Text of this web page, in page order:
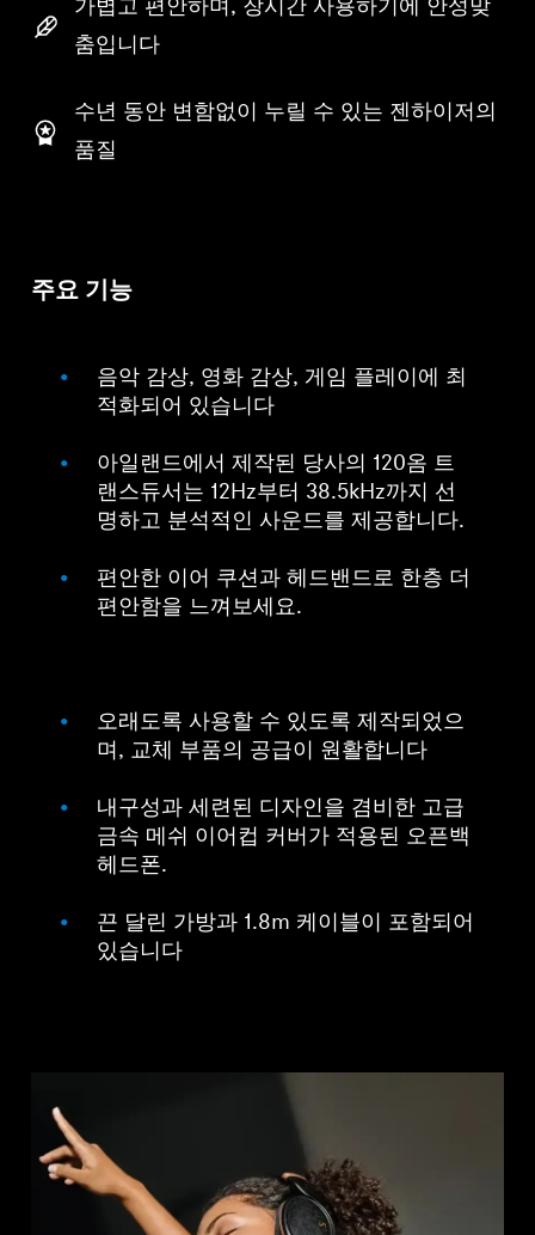
가볍고 편안하며, 장시간 사용하기에 안성맞
춤입니다
수년 동안 변함없이 누릴 수 있는 젠하이저의
품질
주요 기능
음악 감상, 영화 감상, 게임 플레이에 최
적화되어 있습니다
아일랜드에서 제작된 당사의 120옴 트
랜스듀서는 12Hz부터 38.5kHz까지 선
명하고 분석적인 사운드를 제공합니다.
편안한 이어 쿠션과 헤드밴드로 한층 더
편안함을 느껴보세요.
오래도록 사용할 수 있도록 제작되었으
며, 교체 부품의 공급이 원활합니다
내구성과 세련된 디자인을 겸비한 고급
금속 메쉬 이어컵 커버가 적용된 오픈백
헤드폰.
끈 달린 가방과 1.8m 케이블이 포함되어
있습니다